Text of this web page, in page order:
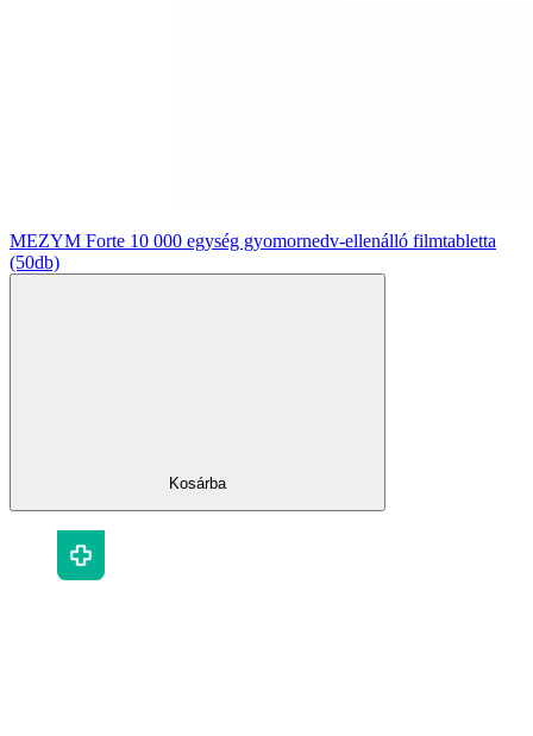
MEZYM Forte 10 000 egység gyomornedv-ellenálló filmtabletta
(50db)
Kosárba